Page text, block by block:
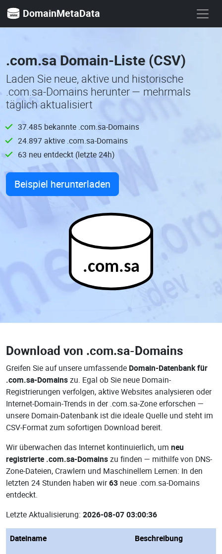
DomainMetaData
.com.sa Domain-Liste (CSV)
Laden Sie neue, aktive und historische
.com.sa-Domains herunter — mehrmals
täglich aktualisiert
37.485 bekannte .com.sa-Domains
24.897 aktive .com.sa-Domains
63 neu entdeckt (letzte 24h)
Beispiel herunterladen
.com.sa
Download von .com.sa-Domains
Greifen Sie auf unsere umfassende Domain-Datenbank für
.com.sa-Domainszu. Egal ob Sie neue Domain-
Registrierungen verfolgen, aktive Websites analysieren oder
Internet-Domain-Trends in der .com.sa-Zone erforschen —
unsere Domain-Datenbank ist die ideale Quelle und steht im
CSV-Format zum sofortigen Download bereit.
Wir überwachen das Internet kontinuierlich, um neu
registrierte .com.sa-Domainszu finden — mithilfe von DNS-
Zone-Dateien, Crawlern und Maschinellem Lernen: In den
letzten 24 Stunden haben wir63 neue .com.sa-Domains
entdeckt.
Letzte Aktualisierung: 2026-08-07 03:00:36
Dateiname Beschreibung